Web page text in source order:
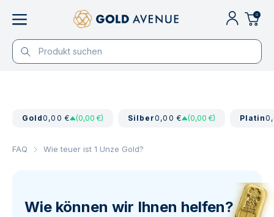
0
Gold0,00 € (0,00 €) Silber0,00 € (0,00 €) Platin
FAQ Wie teuer ist 1 Unze Gold?
Wie können wir Ihnen helfen?